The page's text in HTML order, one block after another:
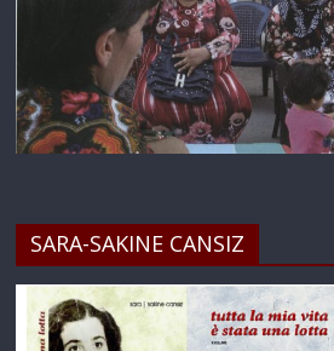
SARA-SAKINE CANSIZ